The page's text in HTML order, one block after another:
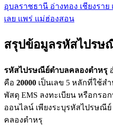
อุบลราชธานี อ่างทอง เชียงราย
เลย แพร่ แม่ฮ่องสอน
สรุปข้อมูลรหัสไปรษ
รหัสไปรษณีย์ตำบลคลองตำหรุ
คือ 20000 เป็นเลข 5 หลักที่ใช้ส
พัสดุ EMS ลงทะเบียน หรือกรอ
ออนไลน์ เพียงระบุรหัสไปรษณีย์
คลองตำหรุ